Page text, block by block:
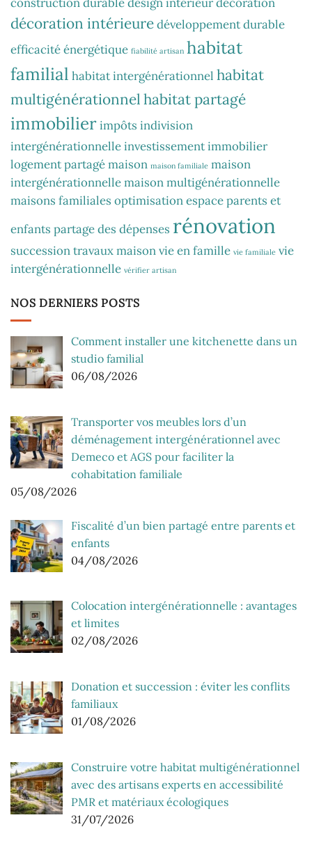
décoration intérieuredéveloppement durable
efficacité énergétique fiabilité artisan habitat
familial habitat intergénérationnel habitat
multigénérationnelhabitat partagé
immobilierimpôts indivision
intergénérationnelleinvestissement immobilier
logement partagémaison maison familiale maison
intergénérationnellemaison multigénérationnelle
maisons familiales optimisation espaceparents et
enfants partage des dépenses rénovation
successiontravaux maisonvie en famille vie familiale vie
intergénérationnelle vérifier artisan
NOS DERNIERS POSTS
Comment installer une kitchenette dans un
studio familial
06/08/2026
Transporter vos meubles lors d’un
déménagement intergénérationnel avec
Demeco et AGS pour faciliter la
cohabitation familiale
05/08/2026
Fiscalité d’un bien partagé entre parents et
enfants
04/08/2026
Colocation intergénérationnelle : avantages
et limites
02/08/2026
Donation et succession : éviter les conflits
familiaux
01/08/2026
Construire votre habitat multigénérationnel
avec des artisans experts en accessibilité
PMR et matériaux écologiques
31/07/2026